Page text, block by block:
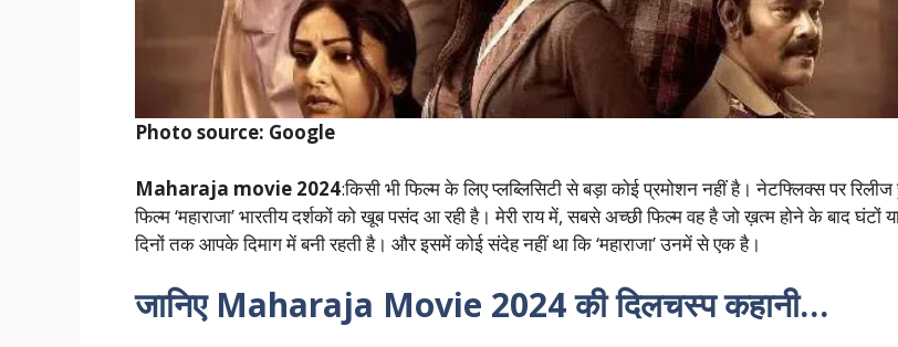
Photo source: Google
Maharaja movie 2024:किसी भी फिल्म के लिए प्लब्लिसिटी से बड़ा कोई प्रमोशन नहीं है। नेटफ्लिक्स पर रिलीज
फिल्म ‘महाराजा’ भारतीय दर्शकों को खूब पसंद आ रही है। मेरी राय में, सबसे अच्छी फिल्म वह है जो ख़त्म होने के बाद घंटों
दिनों तक आपके दिमाग में बनी रहती है। और इसमें कोई संदेह नहीं था कि ‘महाराजा’ उनमें से एक है।
जानिए Maharaja Movie 2024 की दिलचस्प कहानी…